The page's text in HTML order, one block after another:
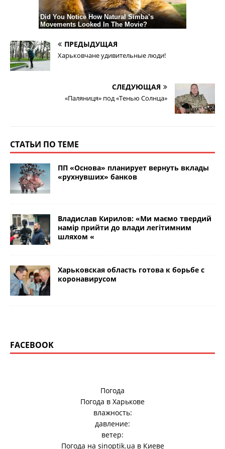
ПРЕДЫДУЩАЯ
Харьковчане удивительные люди!
СЛЕДУЮЩАЯ
«Паляниця» под «Тенью Солнца»
СТАТЬИ ПО ТЕМЕ
ПП «Основа» планирует вернуть вклады
«рухнувших» банков
Владислав Кирилов: «Ми маємо твердий
намір прийти до влади легітимним
шляхом «
Харьковская область готова к борьбе с
коронавирусом
FACEBOOK
Погода
Погода в Харькове
влажность:
давление:
ветер:
Погода на sinoptik.ua в Киеве